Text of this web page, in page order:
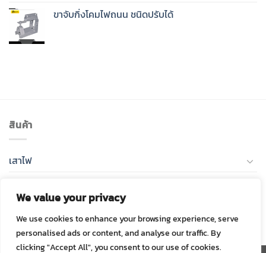
We value your privacy
We use cookies to enhance your browsing experience, serve
personalised ads or content, and analyse our traffic. By
clicking "Accept All", you consent to our use of cookies.
was:
is:
ขาจับกิ่งโคมไฟถนน ชนิดปรับได้
สินค้า
เสาไฟ
โคมไฟถนนโซล่าเซลล์